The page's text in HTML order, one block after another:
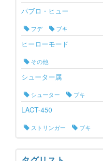
パブロ・ヒュー
フデ
ブキ
ヒーローモード
その他
シューター属
シューター
ブキ
LACT-450
ストリンガー ブキ